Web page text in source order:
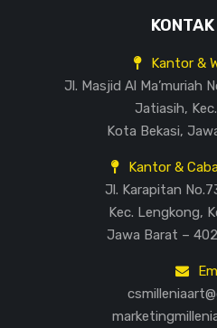
Kantor &
Jl. Masjid Al Ma’muriah
Jatiasih,
Kota Bekasi,
Kantor &
Jl. Karapitan
Kec. Lengkong,
Jawa Barat –